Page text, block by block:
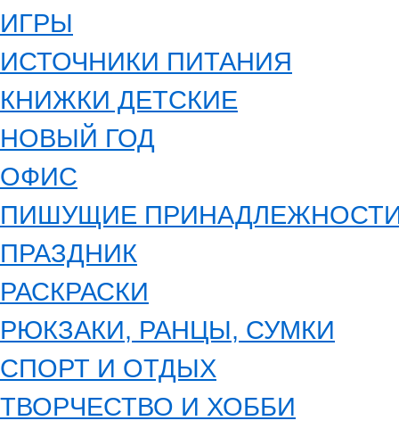
ИГРЫ
ИСТОЧНИКИ ПИТАНИЯ
КНИЖКИ ДЕТСКИЕ
НОВЫЙ ГОД
ОФИС
ПИШУЩИЕ
ПРАЗДНИК
РАСКРАСКИ
РЮКЗАКИ, РАНЦЫ, СУМКИ
СПОРТ И ОТДЫХ
ТВОРЧЕСТВО И ХОББИ